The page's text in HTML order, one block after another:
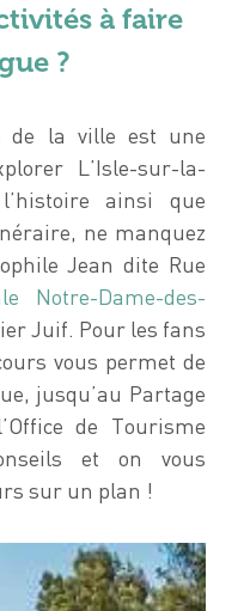
à faire
?
de la ville est une
L’Isle-sur-la-
ainsi que
ne manquez
Jean dite Rue
Notre-Dame-des-
Juif. Pour les fans
vous permet de
jusqu’au Partage
de Tourisme
et on vous
sur un plan !